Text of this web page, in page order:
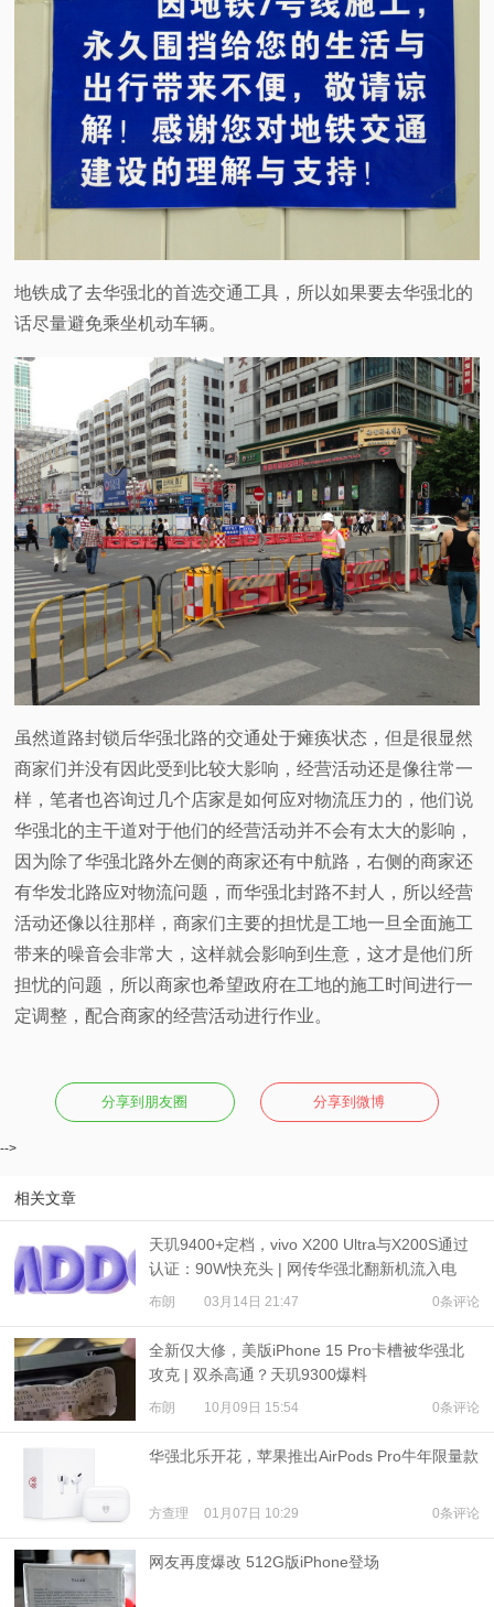
地铁成了去华强北的首选交通工具，所以如果要去华强北的
话尽量避免乘坐机动车辆。
虽然道路封锁后华强北路的交通处于瘫痪状态，但是很显然
商家们并没有因此受到比较大影响，经营活动还是像往常一
样，笔者也咨询过几个店家是如何应对物流压力的，他们说
华强北的主干道对于他们的经营活动并不会有太大的影响，
因为除了华强北路外左侧的商家还有中航路，右侧的商家还
有华发北路应对物流问题，而华强北封路不封人，所以经营
活动还像以往那样，商家们主要的担忧是工地一旦全面施工
带来的噪音会非常大，这样就会影响到生意，这才是他们所
担忧的问题，所以商家也希望政府在工地的施工时间进行一
定调整，配合商家的经营活动进行作业。
分享到朋友圈 分享到微博
-->
相关文章
天玑9400+定档，vivo X200 Ultra与X200S通过
认证：90W快充头 | 网传华强北翻新机流入电
商“百亿补贴”
布朗 03月14日 21:47 0条评论
全新仅大修，美版iPhone 15 Pro卡槽被华强北
攻克 | 双杀高通？天玑9300爆料
布朗 10月09日 15:54 0条评论
华强北乐开花，苹果推出AirPods Pro牛年限量款
方查理 01月07日 10:29 0条评论
网友再度爆改 512G版iPhone登场